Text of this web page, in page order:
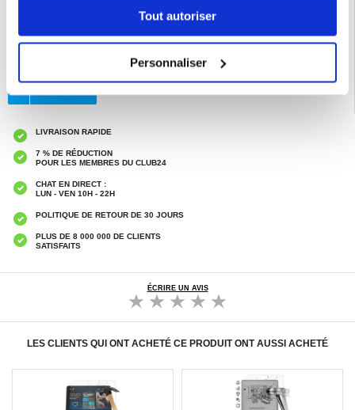
Tout autoriser
Personnaliser
Accessoires iPad et accessoires tablette
Galaxy Tab S11 Coque & Accessoires
LIVRAISON RAPIDE
7 % DE RÉDUCTION
POUR LES MEMBRES DU CLUB24
CHAT EN DIRECT :
LUN - VEN 10H - 22H
POLITIQUE DE RETOUR DE 30 JOURS
PLUS DE 8 000 000 DE CLIENTS
SATISFAITS
ÉCRIRE UN AVIS
LES CLIENTS QUI ONT ACHETÉ CE PRODUIT ONT AUSSI ACHETÉ